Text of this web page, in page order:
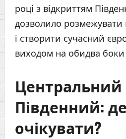
році з відкриттям
дозволило розмежувати
і створити сучасний
виходом на обидва боки
Центральний
Південний:
очікувати?